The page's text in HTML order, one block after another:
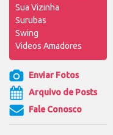
Sua Vizinha
Surubas
Swing
Videos Amadores
Enviar Fotos
Arquivo de Posts
Fale Conosco